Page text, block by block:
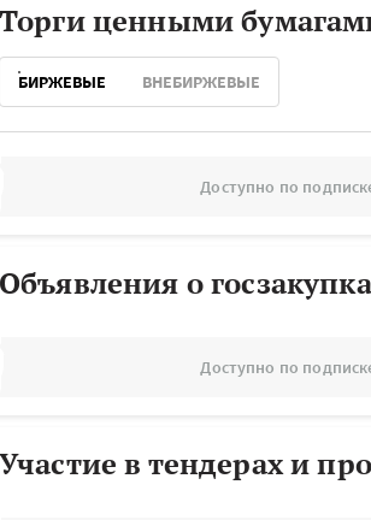
Торги ценными
БИРЖЕВЫЕ ВНЕБИРЖЕВЫЕ
Доступно по
Объявления о
Доступно по
Участие в тендерах и